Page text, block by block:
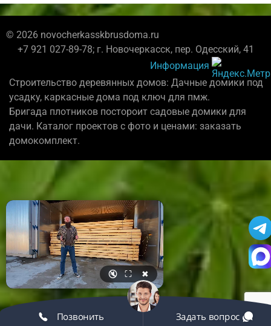
© 2026 novocherkasskbrusdoma.ru
+7 921 027-89-78; г. Новочеркасск, пер. Одесский, 41
Информация
Строительство деревянных домов: Дачные домики под
усадку, каркасные дома под ключ для пмж.
Бригада плотников постороит садовые домики для
дачи. Каталог проектов с фото и ценами: заказать
домокомплект.
🔇 ⛶ ✖
Позвонить Задать вопрос